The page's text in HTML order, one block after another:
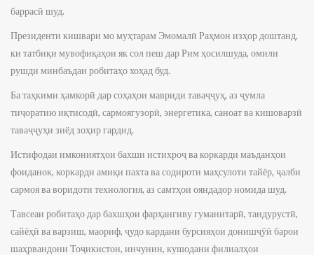
баррасӣ шуд.
Президенти кишвари мо муҳтарам Эмомалӣ Раҳмон изҳор доштанд,
ки татбиқи мувофиқаҳои як сол пеш дар Рим ҳосилшуда, омили
рушди минбаъдаи робитаҳо хоҳад буд.
Ба таҳкими ҳамкорӣ дар соҳаҳои мавриди таваҷҷуҳ, аз ҷумла
тиҷоратию иқтисодӣ, сармоягузорӣ, энергетика, саноат ва кишоварзӣ
таваҷҷуҳи зиёд зоҳир гардид.
Истифодаи имкониятҳои бахши истихроҷ ва коркарди маъданҳои
фоиданок, коркарди амиқи пахта ва содироти маҳсулоти тайёр, ҷалби
сармоя ва воридоти технология, аз самтҳои ояндадор номида шуд.
Тавсеаи робитаҳо дар бахшҳои фарҳангиву гуманитарӣ, тандурустӣ,
сайёҳӣ ва варзиш, маориф, ҷудо кардани бурсияҳои донишҷӯӣ барои
шаҳрвандони Тоҷикистон, инчунин, кушодани филиалҳои